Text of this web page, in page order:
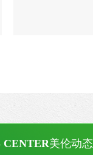
CENTER美伦动态